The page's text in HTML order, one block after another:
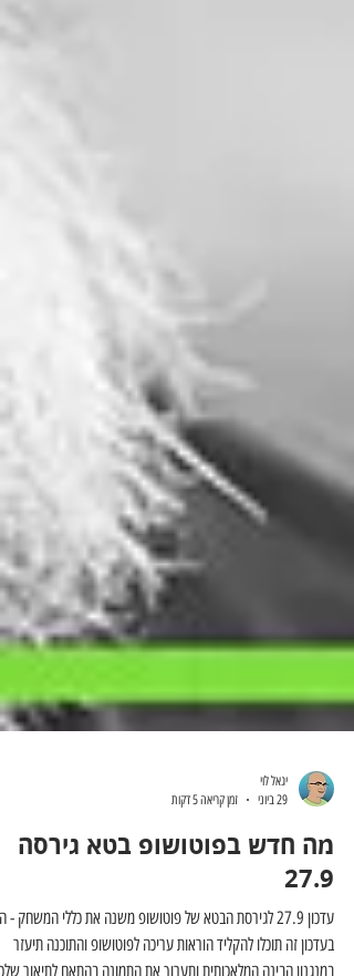
29 ביוני
זמן קריאה 5 דקות
מה חדש בפוטושופ בטא גירסה
27.9
עדכון 27‪.‬9 לגירסת הבטא של פוטושופ משנה את כללי המשחק -